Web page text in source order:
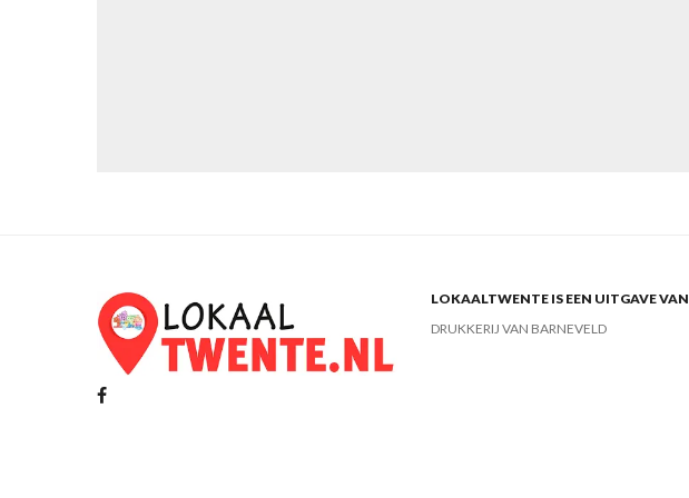
LOKAALTWENTE IS EEN UITGAVE VAN
DRUKKERIJ VAN BARNEVELD